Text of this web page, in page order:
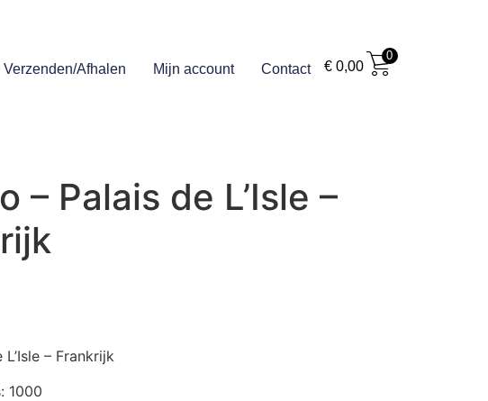
Verzenden/Afhalen Mijn account Contact €0,00
0
– Palais de L’Isle –
– Frankrijk
1000